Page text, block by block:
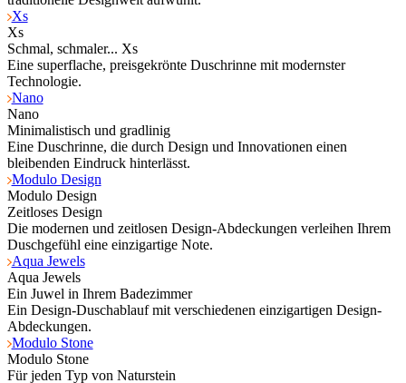
Xs
Xs
Schmal, schmaler... Xs
Eine superflache, preisgekrönte Duschrinne mit modernster
Technologie.
Nano
Nano
Minimalistisch und gradlinig
Eine Duschrinne, die durch Design und Innovationen einen
bleibenden Eindruck hinterlässt.
Modulo Design
Modulo Design
Zeitloses Design
Die modernen und zeitlosen Design-Abdeckungen verleihen Ihrem
Duschgefühl eine einzigartige Note.
Aqua Jewels
Aqua Jewels
Ein Juwel in Ihrem Badezimmer
Ein Design-Duschablauf mit verschiedenen einzigartigen Design-
Abdeckungen.
Modulo Stone
Modulo Stone
Für jeden Typ von Naturstein